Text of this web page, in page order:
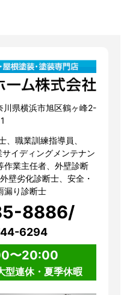
川県横浜市旭区鶴ヶ峰2-
、職業訓練指導員、
イディングメンテナン
作業主任者、外壁診断
壁劣化診断士、安全・
漏り診断士
8886/
6294
〜20:00
型連休・夏季休暇